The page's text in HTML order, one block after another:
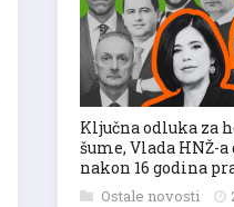
Ključna odluka za
šume, Vlada HNŽ-
nakon 16 godina
Ostale novosti